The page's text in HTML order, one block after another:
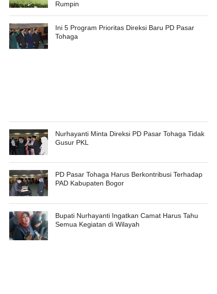
Rumpin
Ini 5 Program Prioritas Direksi Baru PD Pasar
Tohaga
Nurhayanti Minta Direksi PD Pasar Tohaga Tidak
Gusur PKL
PD Pasar Tohaga Harus Berkontribusi Terhadap
PAD Kabupaten Bogor
Bupati Nurhayanti Ingatkan Camat Harus Tahu
Semua Kegiatan di Wilayah